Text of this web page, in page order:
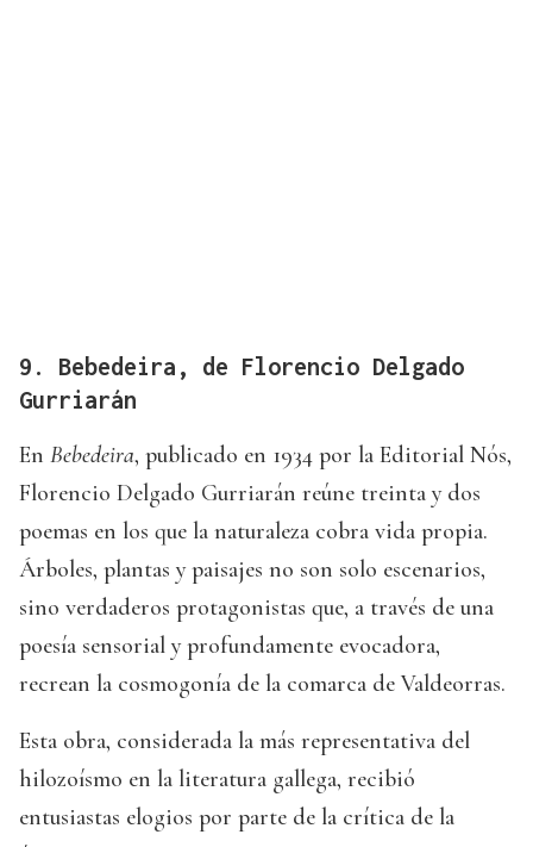
9. Bebedeira, de Florencio Delgado
Gurriarán
En Bebedeira, publicado en 1934 por la Editorial Nós,
Florencio Delgado Gurriarán reúne treinta y dos
poemas en los que la naturaleza cobra vida propia.
Árboles, plantas y paisajes no son solo escenarios,
sino verdaderos protagonistas que, a través de una
poesía sensorial y profundamente evocadora,
recrean la cosmogonía de la comarca de Valdeorras.
Esta obra, considerada la más representativa del
hilozoísmo en la literatura gallega, recibió
entusiastas elogios por parte de la crítica de la